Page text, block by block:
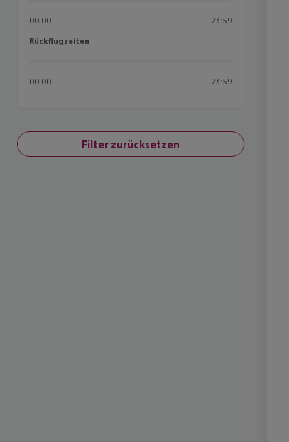
00:00 23:59
Rückflugzeiten
Rückflugzeiten
00:00 23:59
Filter zurücksetzen